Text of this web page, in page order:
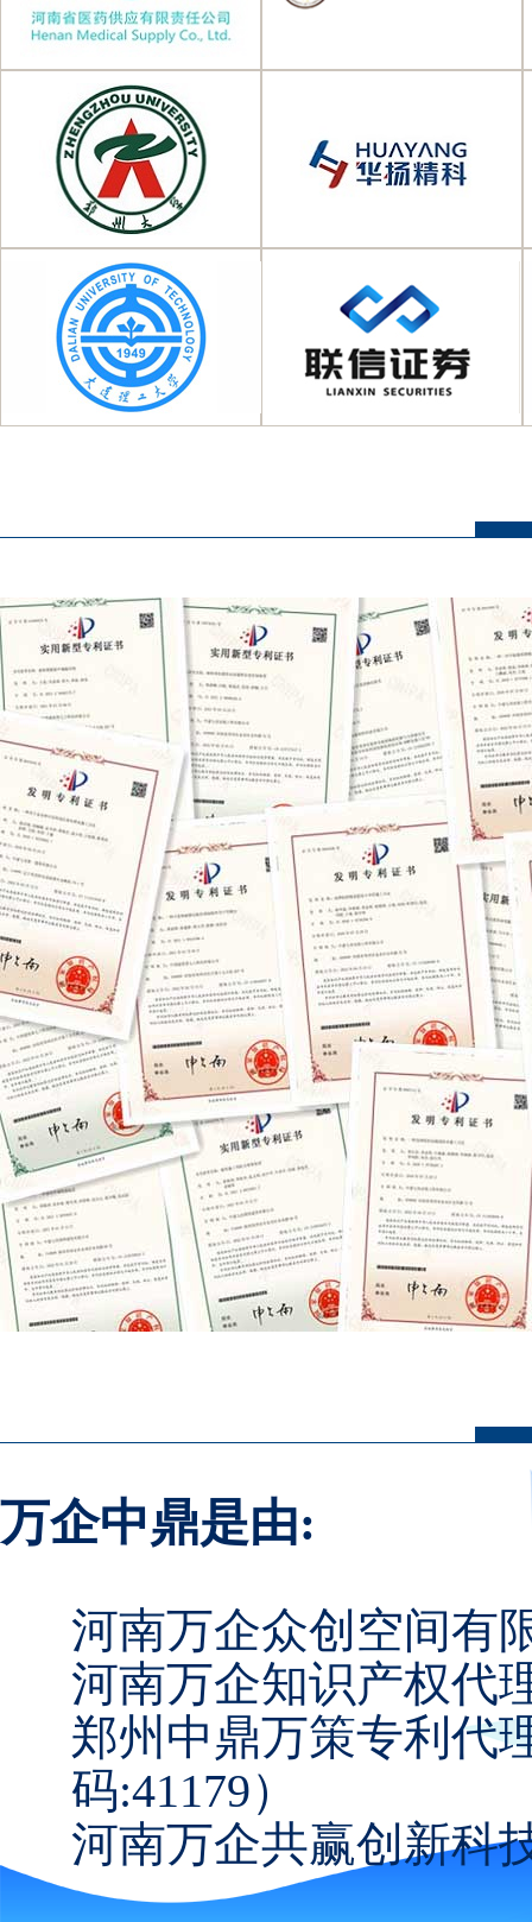
万企中鼎是由:
河南万企众创空间有
河南万企知识产权代
郑州中鼎万策专利代
码:41179）
河南万企共赢创新科